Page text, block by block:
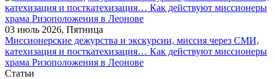
03 июль 2026, Пятница
Миссионерские дежурства и экскурсии, миссия через СМИ,
катехизация и посткатехизация… Как действуют миссионеры
храма Ризоположения в Леонове
Статьи